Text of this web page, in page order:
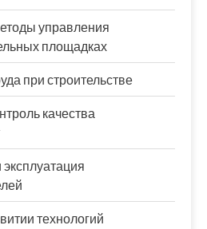
управления
площадках
при строительстве
качества
технологий